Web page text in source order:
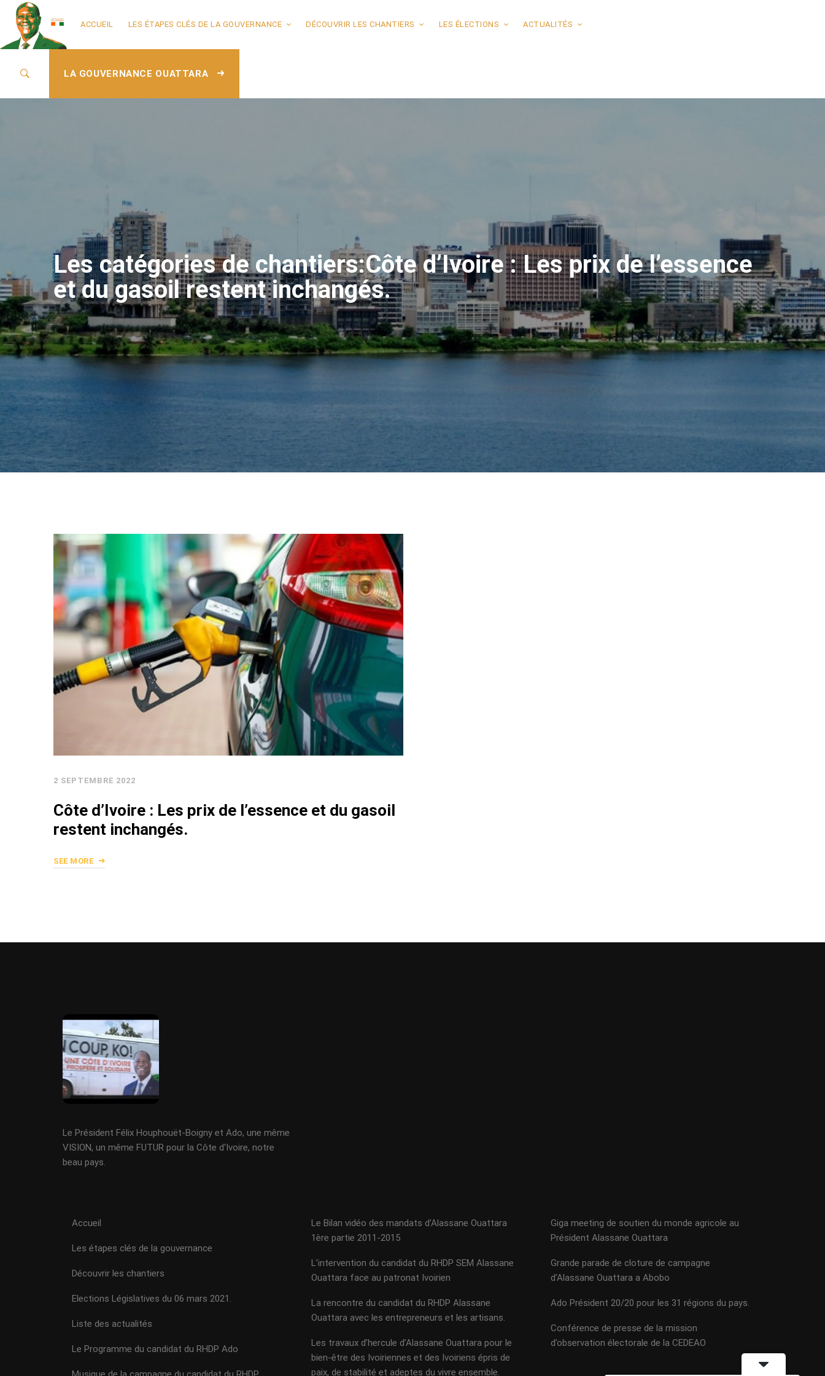
ACCUEIL LES ÉTAPES CLÉS DE LA GOUVERNANCE DÉCOUVRIR LES CHANTIERS LES ÉLECTIONS ACTUALITÉS
LA GOUVERNANCE OUATTARA
Les catégories de chantiers:Côte d’Ivoire : Les prix de l’essence
et du gasoil restent inchangés.
2 SEPTEMBRE 2022
Côte d’Ivoire : Les prix de l’essence et du gasoil
restent inchangés.
SEE MORE
Le Président Félix Houphouët-Boigny et Ado, une même
VISION, un même FUTUR pour la Côte d'Ivoire, notre
beau pays.
Accueil
Les étapes clés de la gouvernance
Découvrir les chantiers
Elections Législatives du 06 mars 2021.
Liste des actualités
Le Programme du candidat du RHDP Ado
Le Bilan vidéo des mandats d’Alassane Ouattara
1ère partie 2011-2015
L’intervention du candidat du RHDP SEM Alassane
Ouattara face au patronat Ivoirien
La rencontre du candidat du RHDP Alassane
Ouattara avec les entrepreneurs et les artisans.
Les travaux d’hercule d’Alassane Ouattara pour le
bien-être des Ivoiriennes et des Ivoiriens épris de
paix, de stabilité et adeptes du vivre ensemble.
Giga meeting de soutien du monde agricole au
Président Alassane Ouattara
Grande parade de cloture de campagne
d’Alassane Ouattara a Abobo
Ado Président 20/20 pour les 31 régions du pays.
Conférence de presse de la mission
d’observation électorale de la CEDEAO